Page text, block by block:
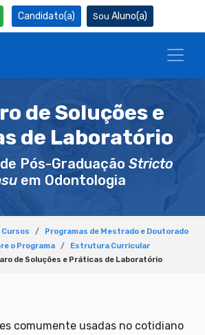
Candidato(a) Aluno(a)
de Soluções e
de Laboratório
Pós-Graduação Stricto
em Odontologia
Cursos
Programas de Mestrado e Doutorado
o Programa
Estrutura Curricular
de Soluções e Práticas de Laboratório
comumente usadas no cotidiano